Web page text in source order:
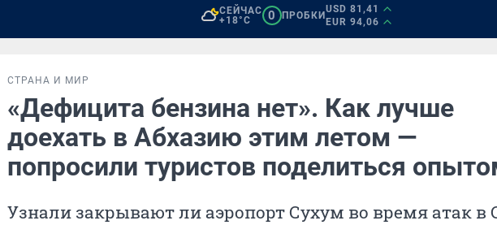
СЕЙЧАС
+18°C
0 ПРОБКИ
USD 81,41
EUR 94,06
СТРАНА И МИР
«Дефицита бензина нет». Как лучше
доехать в Абхазию этим летом —
попросили туристов поделиться
Узнали закрывают ли аэропорт Сухум во время атак в